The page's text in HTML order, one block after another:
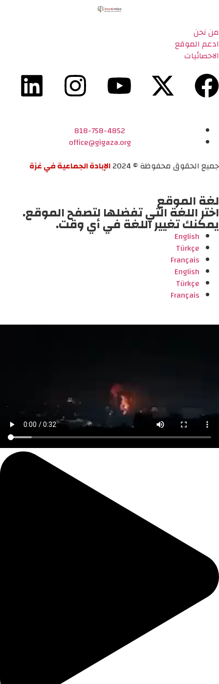
من نحن
ادعم الموقع
الاحصائيات
818-758-4852
office@gigaza.org
جميع الحقوق محفوظة © 2024
الإبادة الجماعية في غزة
لغة الموقع
اختر اللغة التي تفضلها لتصفح الموقع.
يمكنك تغيير اللغة في أي وقت.
English
Türkçe
Français
English
Türkçe
Français